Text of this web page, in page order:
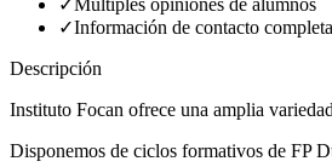
✓Múltiples opiniones de alumnos
✓Información de contacto completa
Descripción
Instituto Focan ofrece una amplia
Disponemos de ciclos formativos de FP